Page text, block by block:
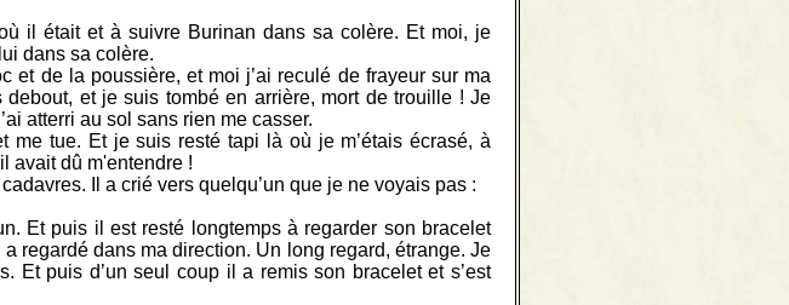
il était et à suivre Burinan dans sa colère. Et moi, je
dans sa colère.
et de la poussière, et moi j’ai reculé de frayeur sur ma
et je suis tombé en arrière, mort de trouille ! Je
atterri au sol sans rien me casser.
me tue. Et je suis resté tapi là où je m’étais écrasé, à
avait dû m'entendre !
Il a crié vers quelqu’un que je ne voyais pas :
Et puis il est resté longtemps à regarder son bracelet
regardé dans ma direction. Un long regard, étrange. Je
Et puis d’un seul coup il a remis son bracelet et s’est